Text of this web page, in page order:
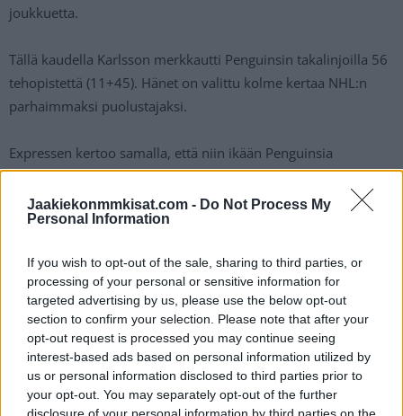
Jaakiekonmmkisat.com - Do Not Process My
Personal Information
If you wish to opt-out of the sale, sharing to third parties, or
processing of your personal or sensitive information for
targeted advertising by us, please use the below opt-out
section to confirm your selection. Please note that after your
opt-out request is processed you may continue seeing
interest-based ads based on personal information utilized by
us or personal information disclosed to third parties prior to
your opt-out. You may separately opt-out of the further
disclosure of your personal information by third parties on the
joukkuetta.
Tällä kaudella Karlsson merkkautti Penguinsin takalinjoilla 56
tehopistettä (11+45). Hänet on valittu kolme kertaa NHL:n
parhaimmaksi puolustajaksi.
Expressen kertoo samalla, että niin ikään Penguinsia
edustavatRikard RakelljaMarcus Petterssonovat
kertoneet halukkuudestaan liittyä Tre Kronorin
kisakoneeseen.
Kisat pelataan Tshekissä 10.-26. toukokuuta. Sivuiltamme
löytyy luonnollisestikin
Jääkiekon MM otteluohjelma
, joka
kannattaa iskeä selaimen kirjanmerkkeihin jo tässä vaiheessa!